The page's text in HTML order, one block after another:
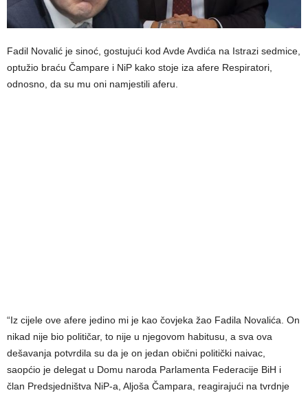
Fadil Novalić je sinoć, gostujući kod Avde Avdića na Istrazi sedmice,
optužio braću Čampare i NiP kako stoje iza afere Respiratori,
odnosno, da su mu oni namjestili aferu.
“Iz cijele ove afere jedino mi je kao čovjeka žao Fadila Novalića. On
nikad nije bio političar, to nije u njegovom habitusu, a sva ova
dešavanja potvrdila su da je on jedan obični politički naivac,
saopćio je delegat u Domu naroda Parlamenta Federacije BiH i
član Predsjedništva NiP-a, Aljoša Čampara, reagirajući na tvrdnje